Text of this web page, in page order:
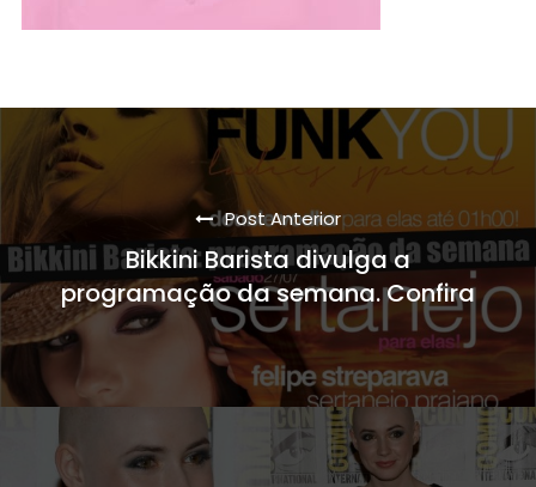
Post Anterior
Bikkini Barista divulga a
programação da semana. Confira